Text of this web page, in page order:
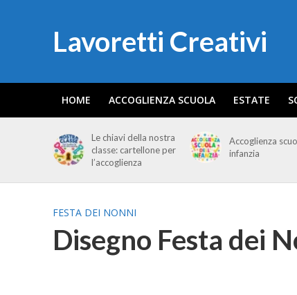
Lavoretti Creativi
HOME ACCOGLIENZA SCUOLA ESTATE
Le chiavi della nostra
classe: cartellone per
l’accoglienza
Accoglienza
infanzia
FESTA DEI NONNI
Disegno Festa dei